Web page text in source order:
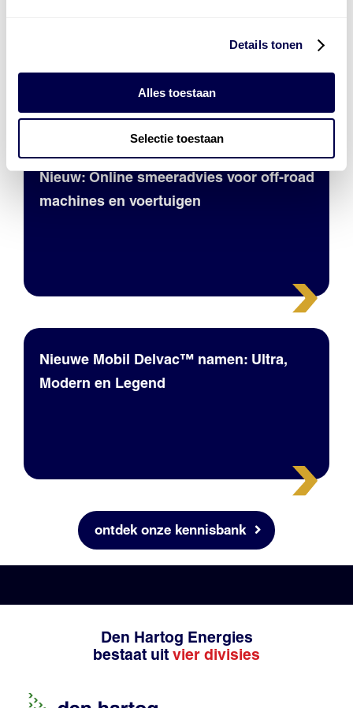
Details tonen
Alles toestaan
Selectie toestaan
Nieuw: Online smeeradvies voor off-road
machines en voertuigen
Nieuwe Mobil Delvac™ namen: Ultra,
Modern en Legend
ontdek onze kennisbank
Den Hartog Energies
bestaat uit vier divisies